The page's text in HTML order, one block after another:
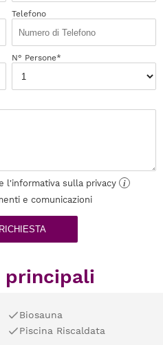
Telefono
N° Persone*
l'informativa sulla privacy
i
e comunicazioni
principali
Biosauna
Piscina Riscaldata